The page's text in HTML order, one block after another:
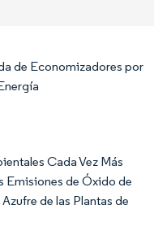
de Economizadores por
Cada Vez Más
Emisiones de Óxido de
de las Plantas de